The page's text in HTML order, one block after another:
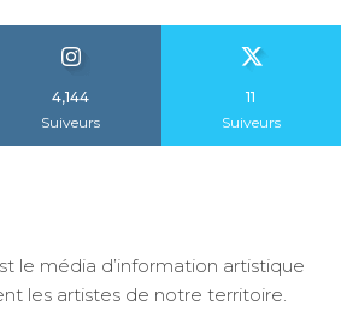
4,144
Suiveurs
11
Suiveurs
le média d’information artistique
les artistes de notre territoire.